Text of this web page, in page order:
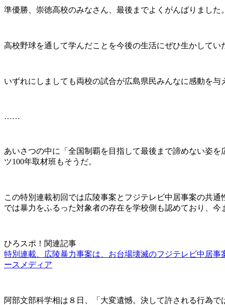
準優勝、崇徳高校のみなさん、最後までよくがんばりまし
高校野球を通して学んだことを今後の生活にぜひ生かして
いずれにしましても両校の試合が広島県民みんなに感動を与
……
あいさつの中に「全国制覇を目指して最後まで諦めない姿
ツ100年取材班もそうだ。
この特別連載初回では広陵事案とフジテレビ中居事案の共
では暴力をふるった対象者の存在を学校側も認めており、
ひろスポ！関連記事
特別連載、広陵暴力事案は、お台場壊滅のフジテレビ中居
ースメディア
阿部文部科学相は８日、「大変遺憾。決して許される行為